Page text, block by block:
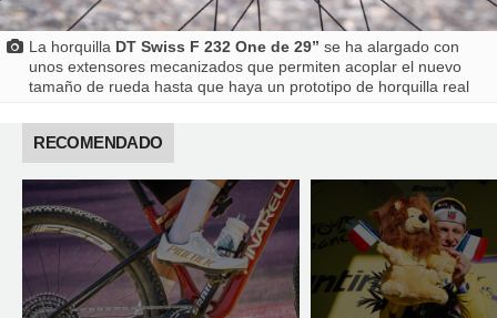
La horquilla DT Swiss F 232 One de 29” se ha alargado con
unos extensores mecanizados que permiten acoplar el nuevo
tamaño de rueda hasta que haya un prototipo de horquilla real
RECOMENDADO